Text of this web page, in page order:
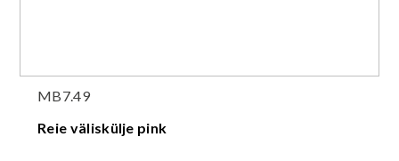
MB7.49
Reie väliskülje pink